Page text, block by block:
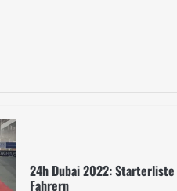
24h Dubai 2022:
Fahrern